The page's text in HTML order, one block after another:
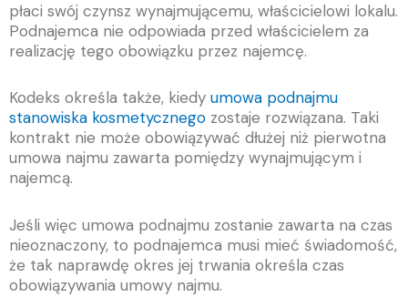
płaci swój czynsz wynajmującemu, właścicielowi lokalu.
Podnajemca nie odpowiada przed właścicielem za
realizację tego obowiązku przez najemcę.
Kodeks określa także, kiedy umowa podnajmu
stanowiska kosmetycznego zostaje rozwiązana. Taki
kontrakt nie może obowiązywać dłużej niż pierwotna
umowa najmu zawarta pomiędzy wynajmującym i
najemcą.
Jeśli więc umowa podnajmu zostanie zawarta na czas
nieoznaczony, to podnajemca musi mieć świadomość,
że tak naprawdę okres jej trwania określa czas
obowiązywania umowy najmu.